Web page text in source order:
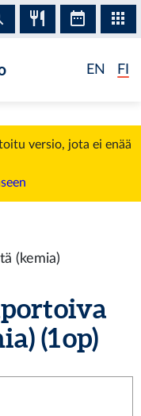
EN FI
versio, jota ei enää
(kemia)
(1 op)